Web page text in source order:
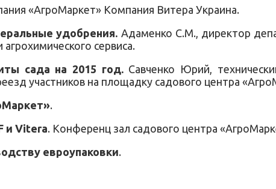
«АгроМаркет» Компания Витера Украина.
удобрения. Адаменко С.М., директор
сервиса.
сада на 2015 год.Савченко Юрий,
участников на площадку садового центра
.
и Vitera. Конференц зал садового центра
евроупаковки.